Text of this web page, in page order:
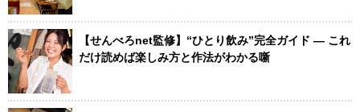
【せんべろnet監修】“ひとり飲み”完全ガイド ― これ
だけ読めば楽しみ方と作法がわかる噺